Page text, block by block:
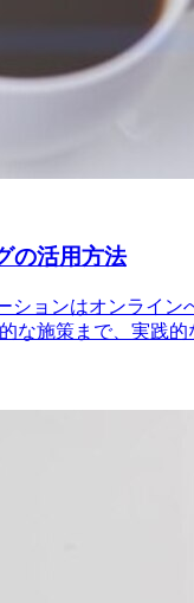
の活用方法
ョンはオンライ
な施策まで、実践